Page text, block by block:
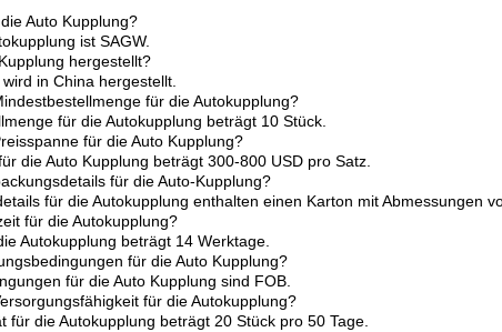
Auto Kupplung?
ist SAGW.
hergestellt?
in China hergestellt.
für die Autokupplung?
für die Autokupplung beträgt 10 Stück.
für die Auto Kupplung?
die Auto Kupplung beträgt 300-800 USD pro Satz.
für die Auto-Kupplung?
für die Autokupplung enthalten einen Karton mit Abmessungen
für die Autokupplung?
Autokupplung beträgt 14 Werktage.
für die Auto Kupplung?
für die Auto Kupplung sind FOB.
für die Autokupplung?
für die Autokupplung beträgt 20 Stück pro 50 Tage.